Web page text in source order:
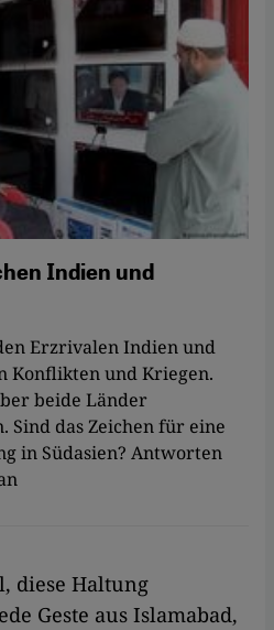
Indien und
Erzrivalen Indien und
Konflikten und Kriegen.
beide Länder
Sind das Zeichen für eine
in Südasien? Antworten
diese Haltung
Geste aus Islamabad,